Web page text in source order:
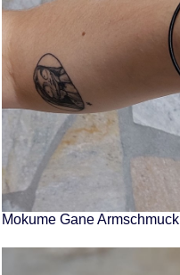
Mokume Gane Armschmuck